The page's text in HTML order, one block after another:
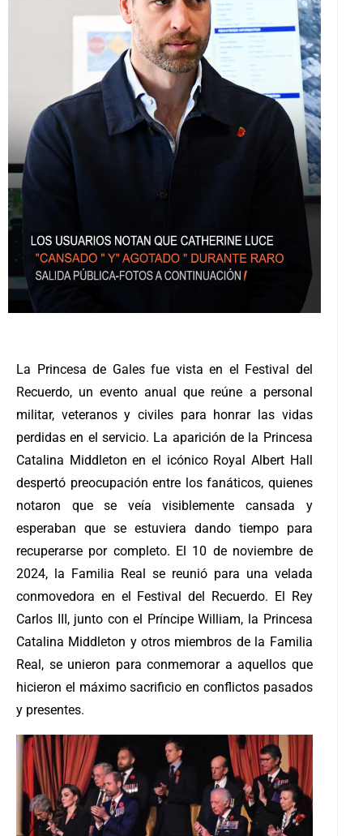
La Princesa de Gales fue vista en el Festival del
Recuerdo, un evento anual que reúne a personal
militar, veteranos y civiles para honrar las vidas
perdidas en el servicio. La aparición de la Princesa
Catalina Middleton en el icónico Royal Albert Hall
despertó preocupación entre los fanáticos, quienes
notaron que se veía visiblemente cansada y
esperaban que se estuviera dando tiempo para
recuperarse por completo. El 10 de noviembre de
2024, la Familia Real se reunió para una velada
conmovedora en el Festival del Recuerdo. El Rey
Carlos III, junto con el Príncipe William, la Princesa
Catalina Middleton y otros miembros de la Familia
Real, se unieron para conmemorar a aquellos que
hicieron el máximo sacrificio en conflictos pasados
y presentes.